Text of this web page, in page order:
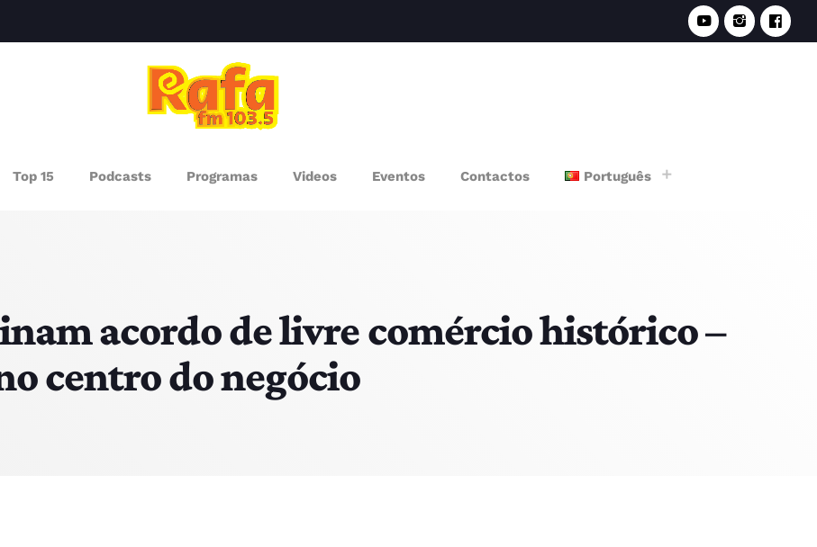
Top 15 Podcasts Programas Videos Eventos Contactos Português
PRÓXIMOS PROGRAMAS
acordo de livre comércio histórico –
centro do negócio